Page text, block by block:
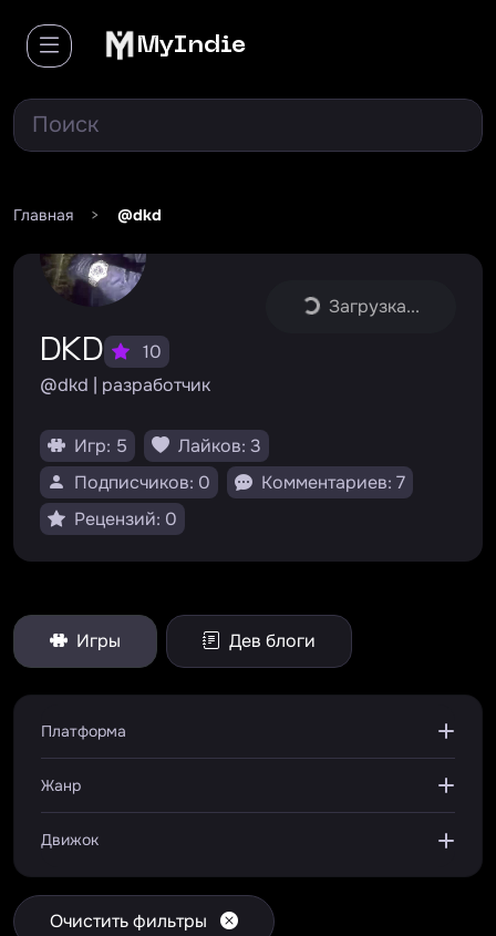
MyIndie
Главная > @dkd
Загрузка...
DKD
10
@dkd | разработчик
Игр: 5
Лайков: 3
Подписчиков: 0
Комментариев: 7
Рецензий: 0
Игры Дев блоги
Платформа
Жанр
Движок
Очистить фильтры